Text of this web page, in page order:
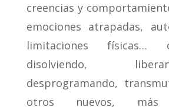
creencias y
emociones atrapadas,
limitaciones físicas…
disolviendo,
desprogramando,
otros nuevos,